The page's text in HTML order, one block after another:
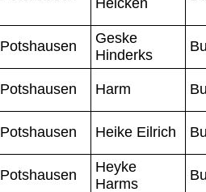
Potshausen
Geske
Hinderks
Potshausen Harm
Potshausen Heike Eilrich
Potshausen
Heyke
Harms